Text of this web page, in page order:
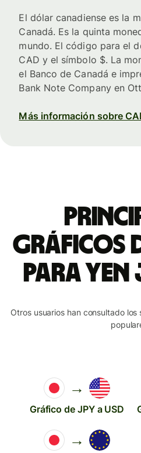
El dólar canadiense es la
Canadá. Es la quinta
mundo. El código para el
CAD y el símbolo $. La
el Banco de Canadá e
Bank Note Company en
Más información sobre
gráficos
para
Otros usuarios han consultado
→
Gráfico de JPY a USD
→